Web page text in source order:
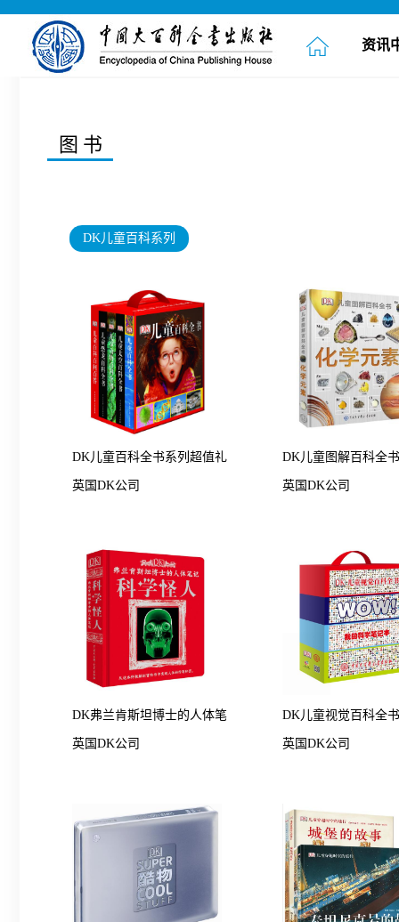
资讯
图书
DK儿童百科系列
DK儿童百科全书系列超值礼
品套装（精装全5册）（2018
英国DK公司
DK儿童图解百科全
学元素
英国DK公司
DK弗兰肯斯坦博士的人体笔
记--科学怪人
英国DK公司
DK儿童视觉百科全书
英国DK公司